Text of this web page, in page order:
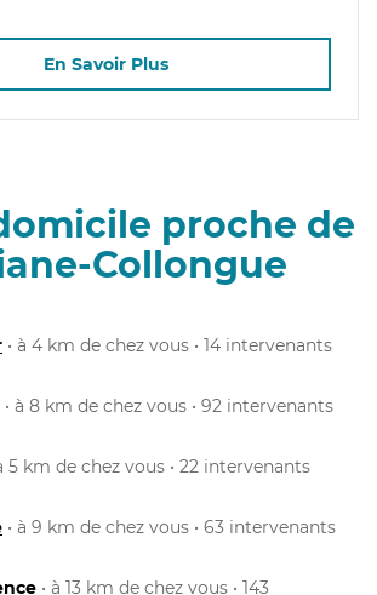
En Savoir Plus
proche de
Collongue
• à 4 km de chez vous • 14 intervenants
• à 8 km de chez vous • 92 intervenants
5 km de chez vous • 22 intervenants
• à 9 km de chez vous • 63 intervenants
• à 13 km de chez vous • 143